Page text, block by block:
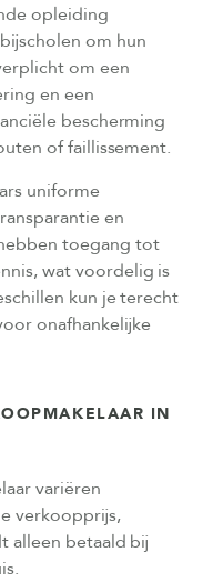
opleiding
om hun
om een
en een
bescherming
of faillissement.
uniforme
en
toegang tot
wat voordelig is
kun je terecht
onafhankelijke
IN
variëren
verkoopprijs,
alleen betaald bij